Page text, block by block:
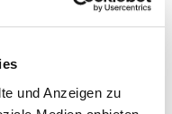
und Anzeigen zu
HSG Rhumetal und
den Einzug in die